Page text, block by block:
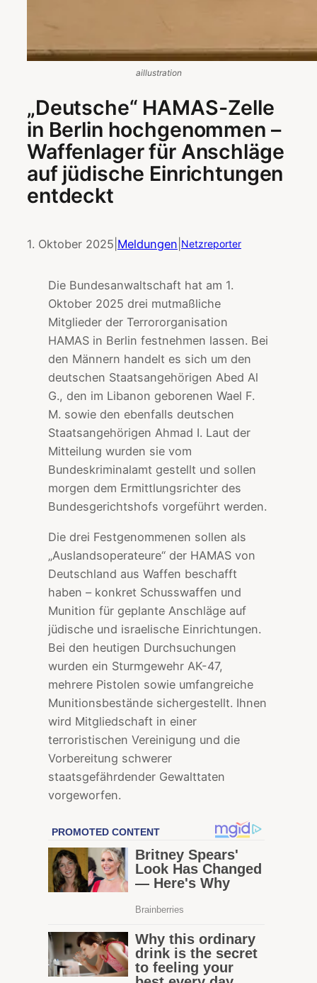
aillustration
„Deutsche“ HAMAS-Zelle
in Berlin hochgenommen –
Waffenlager für Anschläge
auf jüdische Einrichtungen
entdeckt
1. Oktober 2025 Meldungen Netzreporter
Die Bundesanwaltschaft hat am 1.
Oktober 2025 drei mutmaßliche
Mitglieder der Terrororganisation
HAMAS in Berlin festnehmen lassen. Bei
den Männern handelt es sich um den
deutschen Staatsangehörigen Abed Al
G., den im Libanon geborenen Wael F.
M. sowie den ebenfalls deutschen
Staatsangehörigen Ahmad I. Laut der
Mitteilung wurden sie vom
Bundeskriminalamt gestellt und sollen
morgen dem Ermittlungsrichter des
Bundesgerichtshofs vorgeführt werden.
Die drei Festgenommenen sollen als
„Auslandsoperateure“ der HAMAS von
Deutschland aus Waffen beschafft
haben – konkret Schusswaffen und
Munition für geplante Anschläge auf
jüdische und israelische Einrichtungen.
Bei den heutigen Durchsuchungen
wurden ein Sturmgewehr AK-47,
mehrere Pistolen sowie umfangreiche
Munitionsbestände sichergestellt. Ihnen
wird Mitgliedschaft in einer
terroristischen Vereinigung und die
Vorbereitung schwerer
staatsgefährdender Gewalttaten
vorgeworfen.